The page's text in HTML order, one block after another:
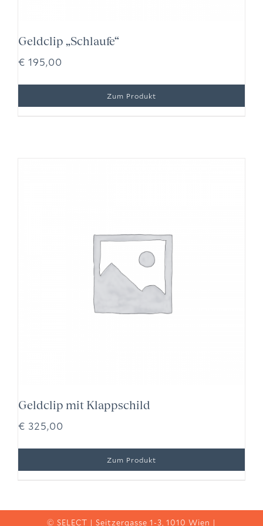
Geldclip „Schlaufe“
€ 195,00
Geldclip mit Klappschild
€ 325,00
© SELECT | Seitzergasse 1-3, 1010 Wien |